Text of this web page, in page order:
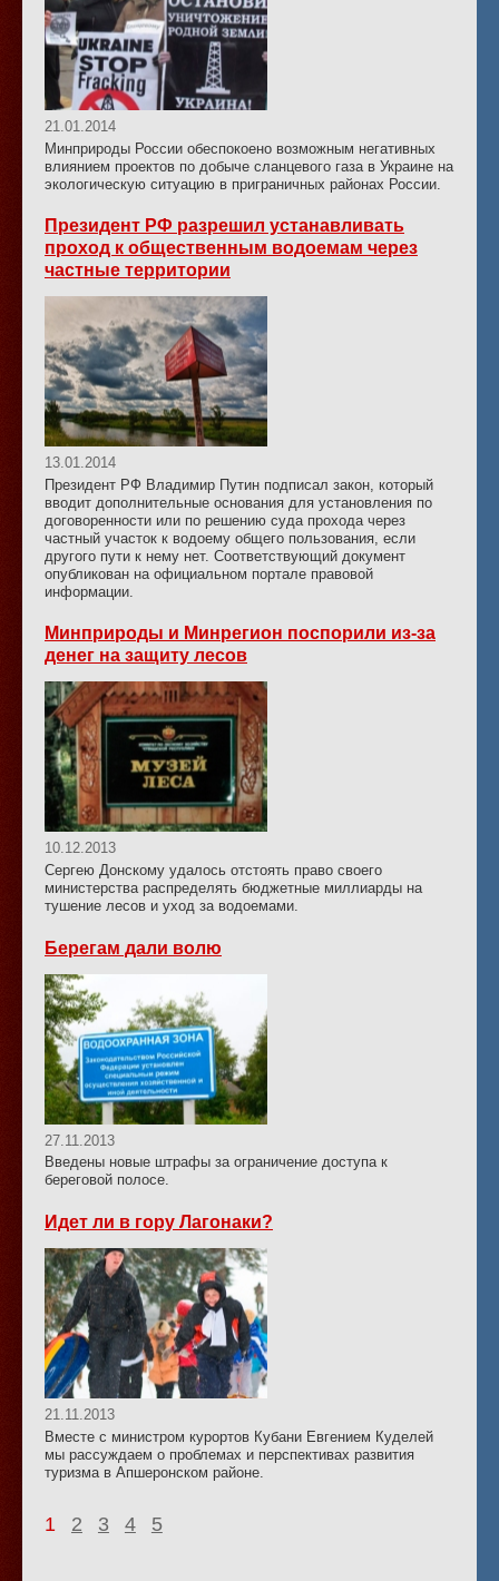
21.01.2014
Минприроды России обеспокоено возможным негативных
влиянием проектов по добыче сланцевого газа в Украине на
экологическую ситуацию в приграничных районах России.
Президент РФ разрешил устанавливать
проход к общественным водоемам через
частные территории
13.01.2014
Президент РФ Владимир Путин подписал закон, который
вводит дополнительные основания для установления по
договоренности или по решению суда прохода через
частный участок к водоему общего пользования, если
другого пути к нему нет. Соответствующий документ
опубликован на официальном портале правовой
информации.
Минприроды и Минрегион поспорили из-за
денег на защиту лесов
10.12.2013
Сергею Донскому удалось отстоять право своего
министерства распределять бюджетные миллиарды на
тушение лесов и уход за водоемами.
Берегам дали волю
27.11.2013
Введены новые штрафы за ограничение доступа к
береговой полосе.
Идет ли в гору Лагонаки?
21.11.2013
Вместе с министром курортов Кубани Евгением Куделей
мы рассуждаем о проблемах и перспективах развития
туризма в Апшеронском районе.
1 2 3 4 5